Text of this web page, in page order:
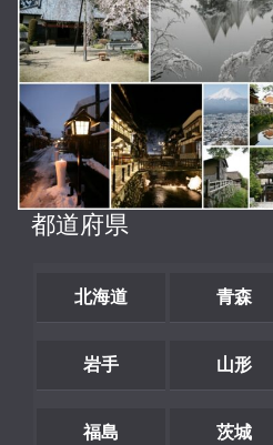
都道府県
北海道 青森
岩手 山形
福島 茨城